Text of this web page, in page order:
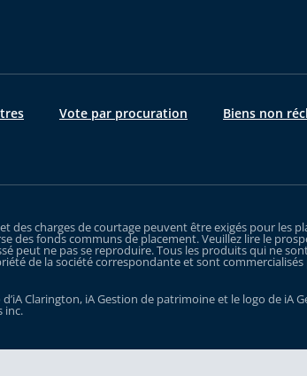
Vote par procuration
Biens non
des charges de courtage peuvent être exigés pour les
des fonds communs de placement. Veuillez lire le
ne pas se reproduire. Tous les produits qui ne
de la société correspondante et sont
Clarington, iA Gestion de patrimoine et le logo de
inc.